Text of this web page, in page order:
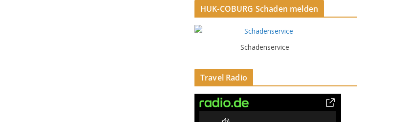
HUK-COBURG Schaden melden
Schadenservice
Travel Radio